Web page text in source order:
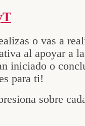
o vas a
al apoyar a
iniciado o
para ti!
sobre